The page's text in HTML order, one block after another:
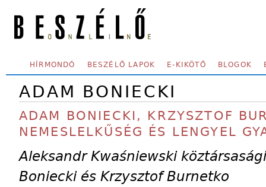
SECONDARY MENU
HÍRMONDÓ BESZÉLŐ LAPOK E-KIKÖTŐ BLOGOK
ADAM BONIECKI
ADAM BONIECKI, KRZYSZTOF
NEMESLELKŰSÉG ÉS LENGYEL
Aleksandr Kwaśniewski
Boniecki és Krzysztof Burnetko